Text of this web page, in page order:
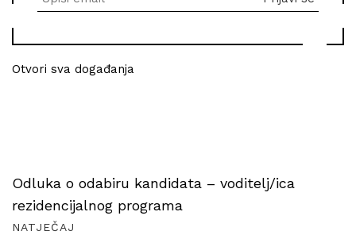
Otvori sva događanja
Odluka o odabiru kandidata – voditelj/ica
rezidencijalnog programa
NATJEČAJ